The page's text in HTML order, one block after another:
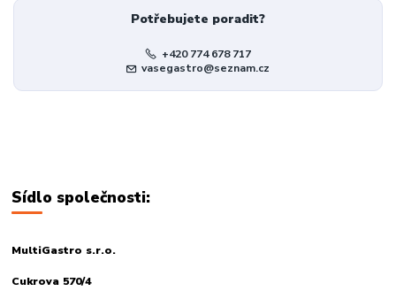
Potřebujete poradit?
+420 774 678 717
vasegastro@seznam.cz
Sídlo společnosti:
MultiGastro s.r.o.
Cukrova 570/4